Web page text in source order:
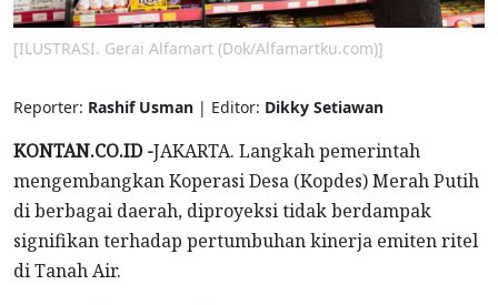
[ILUSTRASI. Gerai Alfamart (Dok/Alfamartku.com)]
Reporter: Rashif Usman | Editor: Dikky Setiawan
KONTAN.CO.ID -JAKARTA. Langkah pemerintah
mengembangkan Koperasi Desa (Kopdes) Merah Putih
di berbagai daerah, diproyeksi tidak berdampak
signifikan terhadap pertumbuhan kinerja emiten ritel
di Tanah Air.